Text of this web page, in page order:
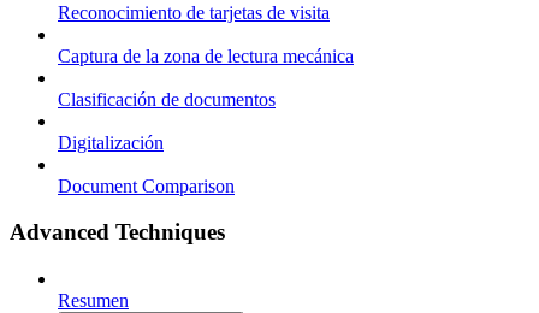
Reconocimiento de tarjetas de visita
Captura de la zona de lectura mecánica
Clasificación de documentos
Digitalización
Document Comparison
Advanced Techniques
Resumen